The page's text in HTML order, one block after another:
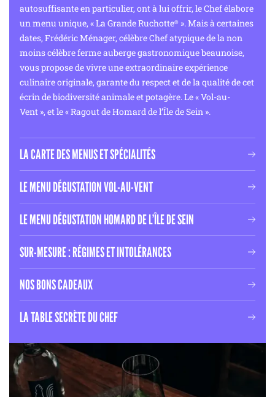
autosuffisante en particulier, ont à lui offrir, le Chef élabore
un menu unique, « La Grande Ruchotte® ». Mais à certaines
dates, Frédéric Ménager, célèbre Chef atypique de la non
moins célèbre ferme auberge gastronomique beaunoise,
vous propose de vivre une extraordinaire expérience
culinaire originale, garante du respect et de la qualité de cet
écrin de biodiversité animale et potagère. Le « Vol-au-
Vent », et le « Ragout de Homard de l’Île de Sein ».
LA CARTE DES MENUS ET SPÉCIALITÉS
LE MENU DÉGUSTATION VOL-AU-VENT
LE MENU DÉGUSTATION HOMARD DE L’ÎLE DE SEIN
SUR-MESURE : RÉGIMES ET INTOLÉRANCES
NOS BONS CADEAUX
LA TABLE SECRÈTE DU CHEF